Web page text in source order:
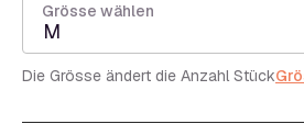
Grösse wählen
M
Die Grösse ändert die Anzahl Stück